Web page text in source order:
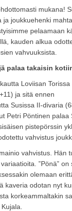
mukana!
ja joukkuehenki
pelaamaan
kauden alkua
vahvuuksista.
palaa takaisin
Loviisan
ja sitä ennen
Susissa II-divaria
Petri Pöntinen palaa
pistepörssin
vahvistus
vahvistus. Hän
”Pönä”
olemaan
kaveria odotan nyt
korkeammaltakin